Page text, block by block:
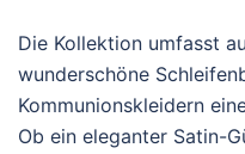
Die Kollektion umfasst
wunderschöne
Kommunionskleidern
Ob ein eleganter Satin-